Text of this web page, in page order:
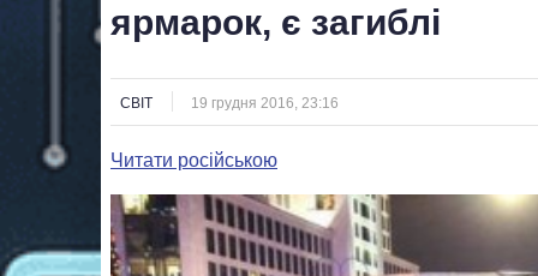
ярмарок, є загиблі
СВІТ 19 грудня 2016, 23:16
Читати російською